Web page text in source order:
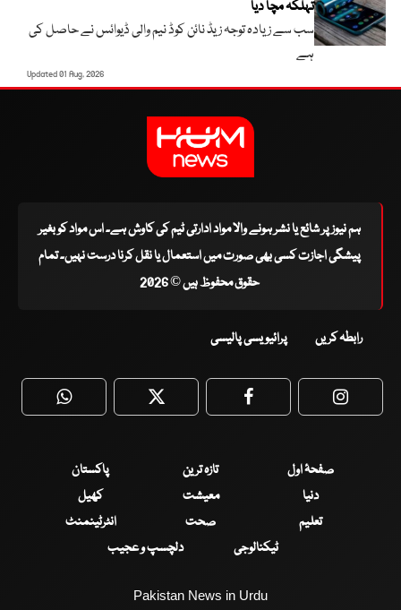
تہلکہ مچا دیا
سب سے زیادہ توجہ زیڈ نائن کوڈ نیم والی ڈیوائس نے حاصل کی
ہے
Updated 01 Aug, 2026
ہم نیوز پر شائع یا نشر ہونے والا مواد ادارتی ٹیم کی کاوش ہے۔ اس مواد کو بغیر
پیشگی اجازت کسی بھی صورت میں استعمال یا نقل کرنا درست نہیں۔ تمام
حقوق محفوظ ہیں © 2026
رابطہ کریں پرائیویسی پالیسی
WhatsApp Twitter Facebook
صفحۂ اول تازہ ترین
پاکستان
دنیا
معیشت
کھیل
تعلیم
صحت
انٹرٹینمنٹ
ٹیکنالوجی
دلچسپ و عجیب
Pakistan News in Urdu